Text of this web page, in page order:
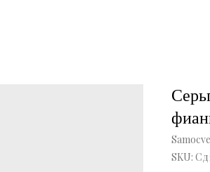
SKU: